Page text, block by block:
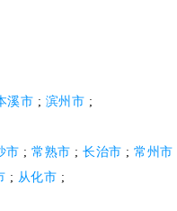
溪市 ; 滨州市 ;
市 ; 常熟市 ; 长治市 ; 常州市
; 从化市 ;